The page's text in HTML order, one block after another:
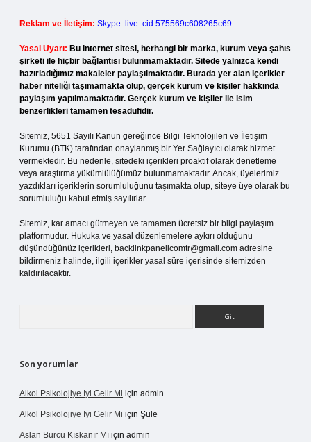
Reklam ve İletişim: Skype: live:.cid.575569c608265c69
Yasal Uyarı: Bu internet sitesi, herhangi bir marka, kurum veya şahıs
şirketi ile hiçbir bağlantısı bulunmamaktadır. Sitede yalnızca kendi
hazırladığımız makaleler paylaşılmaktadır. Burada yer alan içerikler
haber niteliği taşımamakta olup, gerçek kurum ve kişiler hakkında
paylaşım yapılmamaktadır. Gerçek kurum ve kişiler ile isim
benzerlikleri tamamen tesadüfidir.
Sitemiz, 5651 Sayılı Kanun gereğince Bilgi Teknolojileri ve İletişim
Kurumu (BTK) tarafından onaylanmış bir Yer Sağlayıcı olarak hizmet
vermektedir. Bu nedenle, sitedeki içerikleri proaktif olarak denetleme
veya araştırma yükümlülüğümüz bulunmamaktadır. Ancak, üyelerimiz
yazdıkları içeriklerin sorumluluğunu taşımakta olup, siteye üye olarak bu
sorumluluğu kabul etmiş sayılırlar.
Sitemiz, kar amacı gütmeyen ve tamamen ücretsiz bir bilgi paylaşım
platformudur. Hukuka ve yasal düzenlemelere aykırı olduğunu
düşündüğünüz içerikleri, backlinkpanelicomtr@gmail.com adresine
bildirmeniz halinde, ilgili içerikler yasal süre içerisinde sitemizden
kaldırılacaktır.
Son yorumlar
Alkol Psikolojiye Iyi Gelir Mi için admin
Alkol Psikolojiye Iyi Gelir Mi için Şule
Aslan Burcu Kıskanır Mı için admin